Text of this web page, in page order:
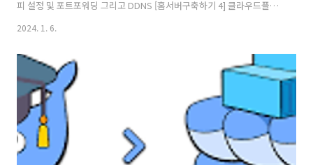
피 설정 및 포트포워딩 그리고 DDNS [홈서버구축하기 4] 클라우드플레
어를 활용하여 내 서버 아이피 숨기기(feat. HTTPS) [홈서버구축하기 5]
Docker 및 Docker Swarm 설정하기 [홈서버구축하기 7] 공유 스토리
지를 만들어보자(feat. 시놀로지) [홈서버구축하기 8] 완성된 내 홈서버
네트워크 구성도 및 홈서버 배치 모습 그리고 총 비용 앞선 게시글에서
여러개의 서버를 운영할 때 공유스토리지가 필요 한 이유에 대해 설명을
하고 마무리되었다. 필자는 이를 깨달았을 때..
2024. 1. 6.